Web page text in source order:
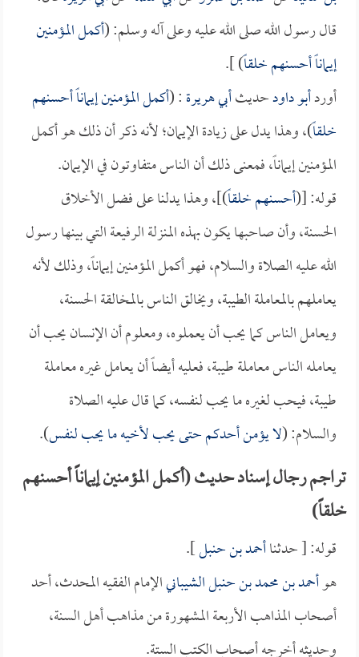
قال رسول الله صلى الله عليه وعلى آله وسلم: (أكمل المؤمنين
إيماناً أحسنهم خلقاً) ].
أوردأبو داودحديثأبي هريرة: (أكمل المؤمنين إيماناً أحسنهم
خلقاً)، وهذا يدل على زيادة الإيمان؛ لأنه ذكر أن ذلك هو أكمل
المؤمنين إيماناً، فمعنى ذلك أن الناس متفاوتون في الإيمان.
قوله: [(أحسنهم خلقاً)]، وهذا يدلنا على فضل الأخلاق
الحسنة، وأن صاحبها يكون بهذه المنزلة الرفيعة التي بينها رسول
الله عليه الصلاة والسلام، فهو أكمل المؤمنين إيماناً، وذلك لأنه
يعاملهم بالمعاملة الطيبة، ويخالق الناس بالمخالقة الحسنة،
ويعامل الناس كما يحب أن يعملوه، ومعلوم أن الإنسان يحب أن
يعامله الناس معاملة طيبة، فعليه أيضاً أن يعامل غيره معاملة
طيبة، فيحب لغيره ما يحب لنفسه، كما قال عليه الصلاة
والسلام: (لا يؤمن أحدكم حتى يحب لأخيه ما يحب لنفس).
تراجم رجال إسناد حديث (أكمل المؤمنين إيماناً أحسنهم
خلقاً)
قوله: [ حدثناأحمد بن حنبل].
هوأحمد بن محمد بن حنبل الشيبانيالإمام الفقيه المحدث، أحد
أصحاب المذاهب الأربعة المشهورة من مذاهب أهل السنة،